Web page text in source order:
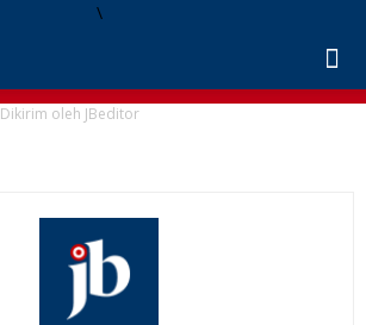
\
Dikirim oleh JBeditor